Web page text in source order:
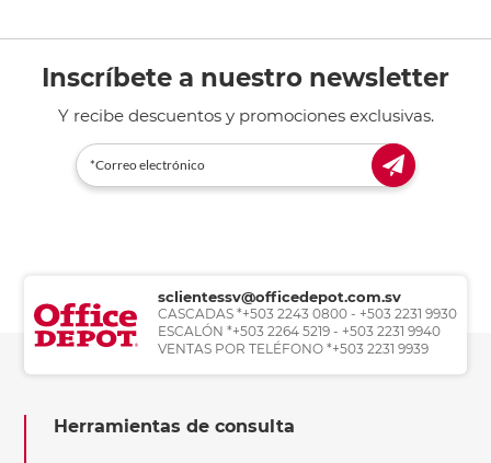
Inscríbete a nuestro newsletter
Y recibe descuentos y promociones exclusivas.
sclientessv@officedepot.com.sv
CASCADAS *+503 2243 0800 - +503 2231 9930
ESCALÓN *+503 2264 5219 - +503 2231 9940
VENTAS POR TELÉFONO *+503 2231 9939
Herramientas de consulta